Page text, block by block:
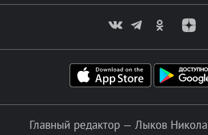
Главный редактор — Лыков